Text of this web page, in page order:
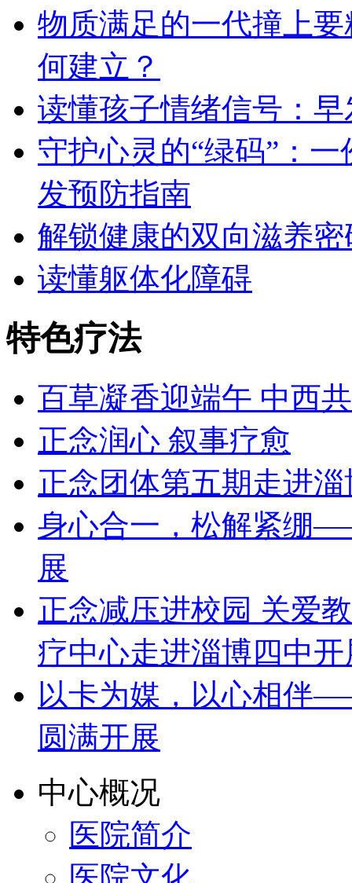
物质满足的一代撞上
何建立？
读懂孩子情绪信号：
守护心灵的“绿码”：
发预防指南
解锁健康的双向滋养密
读懂躯体化障碍
特色疗法
百草凝香迎端午 中西
正念润心 叙事疗愈
正念团体第五期走进
身心合一，松解紧绷
展
正念减压进校园 关爱
疗中心走进淄博四中
以卡为媒，以心相伴
圆满开展
中心概况
医院简介